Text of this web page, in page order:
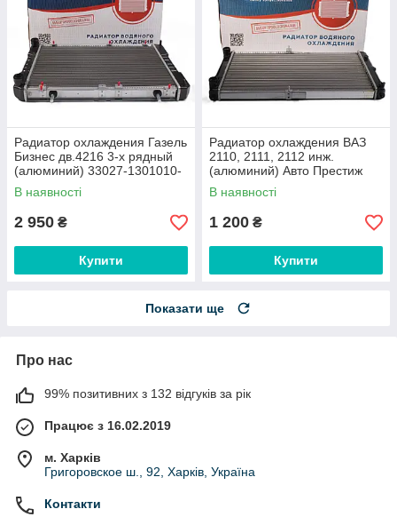
Радиатор охлаждения Газель
Бизнес дв.4216 3-х рядный
(алюминий) 33027-1301010-
03 Авто Престиж
В наявності
2 950 ₴
Купити
Радиатор охлаждения ВАЗ
2110, 2111, 2112 инж.
(алюминий) Авто Престиж
В наявності
1 200 ₴
Купити
Показати ще
Про нас
99% позитивних з 132 відгуків за рік
Працює з 16.02.2019
м. Харків
Григоровское ш., 92, Харків, Україна
Контакти